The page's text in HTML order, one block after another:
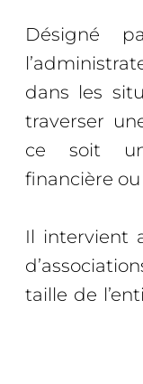
Désigné
dans les
traverser
ce soit
financière
Il intervient
taille de